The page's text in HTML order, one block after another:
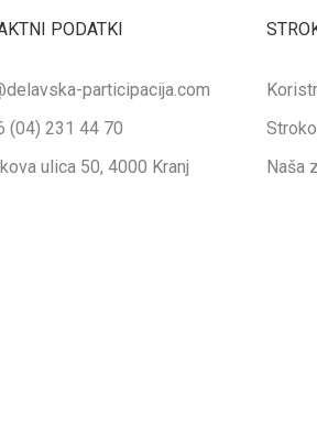
PODATKI
participacija.com
(04) 231 44 70
ulica 50, 4000 Kranj
Naša